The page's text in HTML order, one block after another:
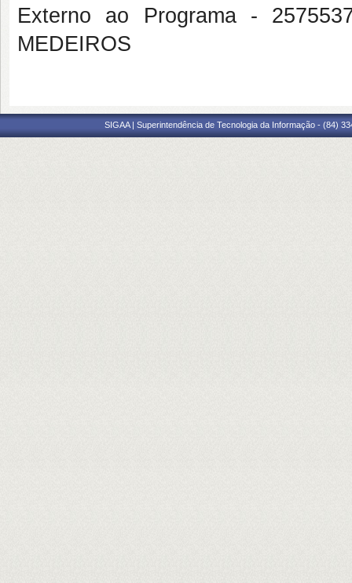
Externo ao Programa -
MEDEIROS
SIGAA | Superintendência de Tecnologia da Informação - (84)